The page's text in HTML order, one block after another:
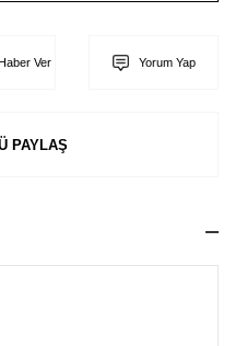
Ver Yorum Yap
PAYLAŞ